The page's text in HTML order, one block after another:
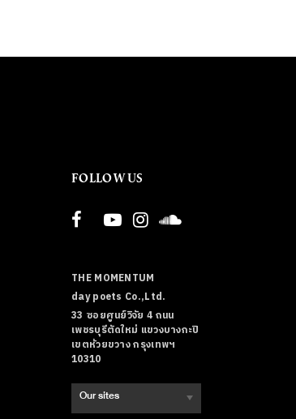
FOLLOW US
THE MOMENTUM
day poets Co.,Ltd.
33 ซอยศูนย์วิจัย 4 ถนน
เพชรบุรีตัดใหม่ แขวงบางกะปิ
เขตห้วยขวาง กรุงเทพฯ
10310